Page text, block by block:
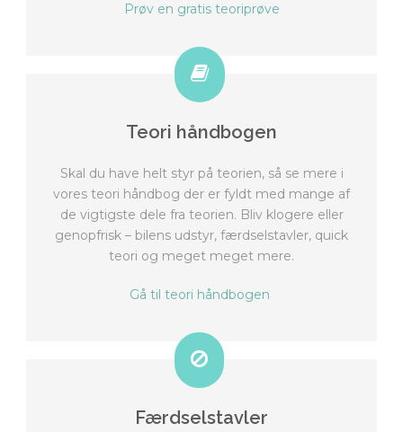
Prøv en gratis teoriprøve
Teori håndbogen
Skal du have helt styr på teorien, så se mere i
vores teori håndbog der er fyldt med mange af
de vigtigste dele fra teorien. Bliv klogere eller
genopfrisk – bilens udstyr, færdselstavler, quick
teori og meget meget mere.
Gå til teori håndbogen
Færdselstavler